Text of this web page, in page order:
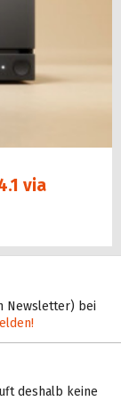
via
Newsletter) bei
deshalb keine